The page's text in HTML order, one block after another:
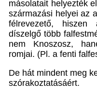
másolatait helyezték
származási helyei az
félrevezető,
díszelgő több
nem Knoszosz,
romjai. (Pl. a fenti
De hát mindent meg
szórakoztatásáért.